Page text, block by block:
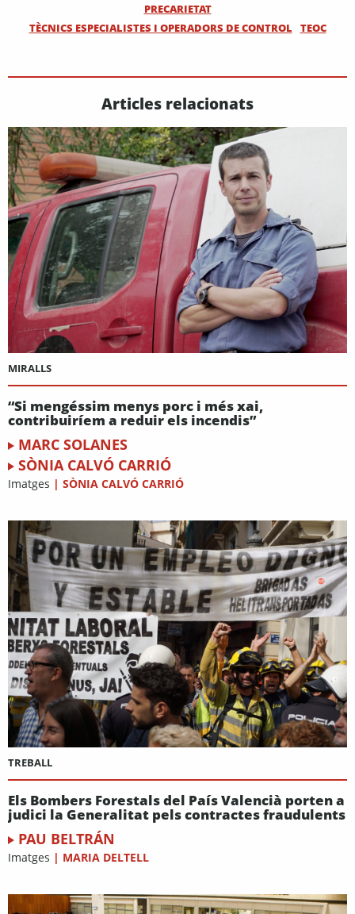
PRECARIETAT
TÈCNICS ESPECIALISTES I OPERADORS DE CONTROL
TEOC
Articles relacionats
MIRALLS
“Si mengéssim menys porc i més xai,
contribuiríem a reduir els incendis”
MARC SOLANES
SÒNIA CALVÓ CARRIÓ
Imatges | SÒNIA CALVÓ CARRIÓ
TREBALL
Els Bombers Forestals del País Valencià porten a
judici la Generalitat pels contractes fraudulents
PAU BELTRÁN
Imatges | MARIA DELTELL